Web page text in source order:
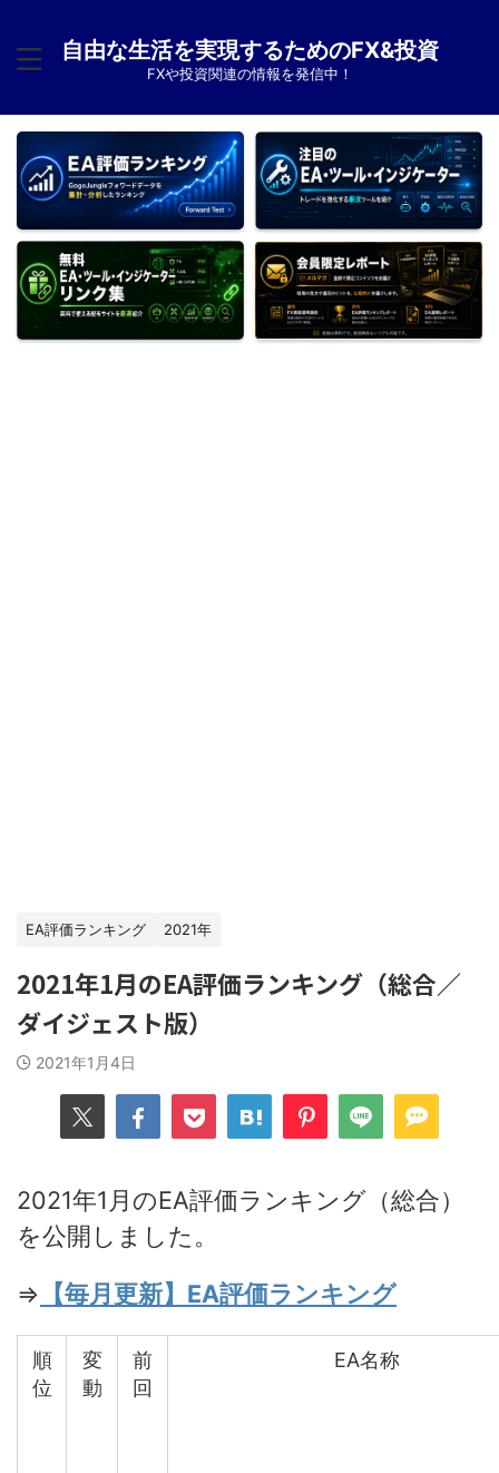
自由な生活を実現するためのFX&投資
FXや投資関連の情報を発信中！
EA評価ランキング 2021年
2021年1月のEA評価ランキング（総合／
ダイジェスト版）
2021年1月4日
2021年1月のEA評価ランキング（総合）
を公開しました。
⇒ 【毎月更新】EA評価ランキング
順
位
変
動
前
回
EA名称